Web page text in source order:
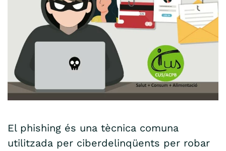
El phishing és una tècnica comuna
utilitzada per ciberdelinqüents per robar